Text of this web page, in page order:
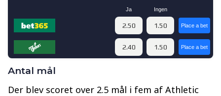
Antal mål
Der blev scoret over 2.5 mål i fem af Athletic